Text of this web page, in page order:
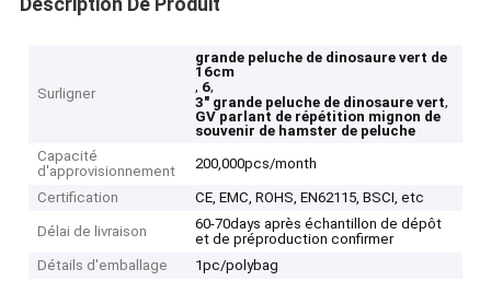
Surligner
grande peluche de dinosaure vert de
16cm
, 6,
3" grande peluche de dinosaure vert,
GV parlant de répétition mignon de
souvenir de hamster de peluche
Capacité
d'approvisionnement
200,000pcs/month
Certification CE, EMC, ROHS, EN62115, BSCI, etc
Délai de livraison
60-70days après échantillon de dépôt
et de préproduction confirmer
Détails d'emballage
1pc/polybag